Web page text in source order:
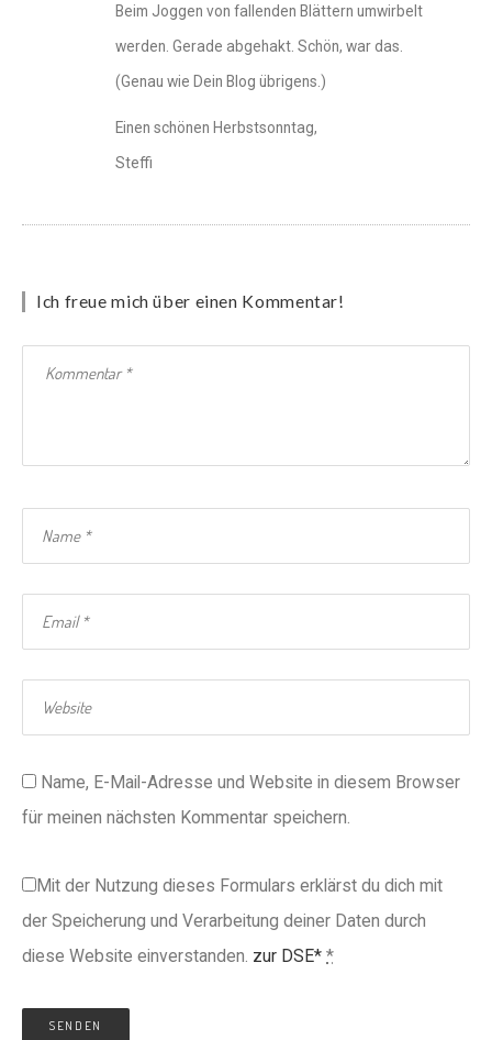
Beim Joggen von fallenden Blättern umwirbelt
werden. Gerade abgehakt. Schön, war das.
(Genau wie Dein Blog übrigens.)
Einen schönen Herbstsonntag,
Steffi
Ich freue mich über einen Kommentar!
Name, E-Mail-Adresse und Website in diesem Browser
für meinen nächsten Kommentar speichern.
Mit der Nutzung dieses Formulars erklärst du dich mit
der Speicherung und Verarbeitung deiner Daten durch
diese Website einverstanden. zur DSE* *